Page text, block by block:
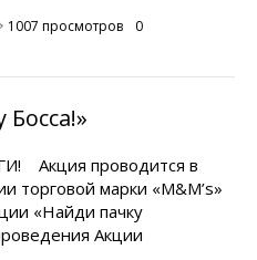
1007 просмотров 0
Акция проводится в
торговой марки «M&M’s»
«Найди пачку
Акции